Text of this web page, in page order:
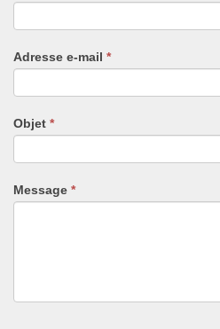
Adresse e-mail *
Objet *
Message *
vous
êtes
humain,
remplissez
ce